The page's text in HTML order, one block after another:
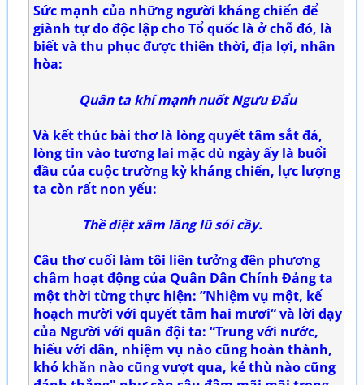
Sức mạnh của những người kháng chiến để
giành tự do độc lập cho Tổ quốc là ở chỗ đó, là
biết và thu phục được thiên thời, địa lợi, nhân
hòa:
Quân ta khí mạnh nuốt Ngưu Đẩu
Và kết thúc bài thơ là lòng quyết tâm sắt đá,
lòng tin vào tương lai mặc dù ngày ấy là buổi
đầu của cuộc trường kỳ kháng chiến, lực lượng
ta còn rất non yếu:
Thề diệt xâm lăng lũ sói cầy.
Câu thơ cuối làm tôi liên tưởng đên phương
châm hoạt động của Quân Dân Chính Đảng ta
một thời từng thực hiện: ”Nhiệm vụ một, kế
hoạch mười với quyết tâm hai mươi“ và lời dạy
của Người với quân đội ta: “Trung với nước,
hiếu với dân, nhiệm vụ nào cũng hoàn thành,
khó khăn nào cũng vượt qua, kẻ thù nào cũng